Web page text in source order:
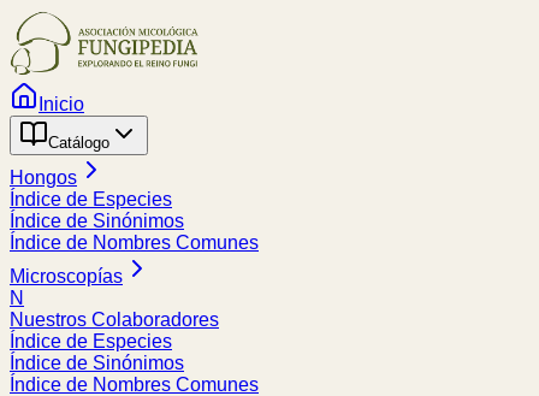
Inicio
Catálogo
Hongos
Índice de Especies
Índice de Sinónimos
Índice de Nombres Comunes
Microscopías
N
Nuestros Colaboradores
Índice de Especies
Índice de Sinónimos
Índice de Nombres Comunes